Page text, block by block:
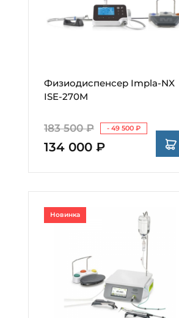
Физиодиспенсер Impla-NX
ISE-270M
183 500 ₽ - 49 500 ₽
134 000 ₽
Новинка